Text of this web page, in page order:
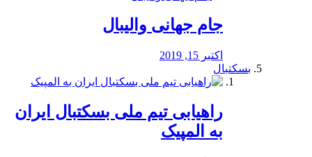
جام جهانی والیبال
اکتبر 15, 2019
بسکتبال
راهیابی تیم ملی بسکتبال ایران
به المپیک